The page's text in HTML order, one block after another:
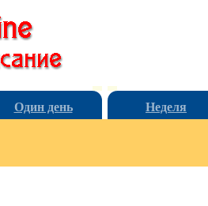
Один день Неделя